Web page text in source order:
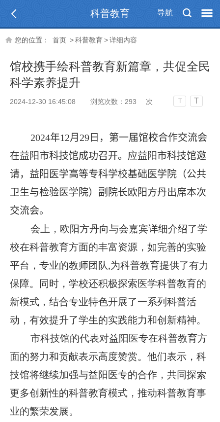
导航
科普教育
您的位置： 首页 >科普教育>详细内容
馆校携手绘科普教育新篇章，共促全民
科学素养提升
2024-12-30 16:45:08 浏览次数： 293 次 T T
2024年12月29日，第一届馆校合作交流会
在益阳市科技馆成功召开。 应益阳市科技馆邀
请，益阳医学高等专科学校基础医学院（公共
卫生与检验医学院）副院长欧阳方丹出席本次
交流会。
会上，欧阳方丹向与会嘉宾详细介绍了学
校在科普教育方面的丰富资源，如完善的实验
平台，专业的教师团队,为科普教育提供了有力
保障。同时，学校还积极探索医学科普教育的
新模式，结合专业特色开展了一系列科普活
动，有效提升了学生的实践能力和创新精神。
市科技馆的代表对益阳医专在科普教育方
面的努力和贡献表示高度赞赏。他们表示，科
技馆将继续加强与益阳医专的合作，共同探索
更多创新性的科普教育模式，推动科普教育事
业的繁荣发展。